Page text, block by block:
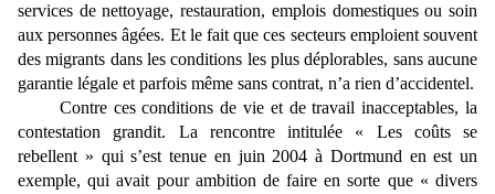
services de nettoyage, restauration, emplois domestiques ou soin
aux personnes âgées. Et le fait que ces secteurs emploient souvent
des migrants dans les conditions les plus déplorables, sans aucune
garantie légale et parfois même sans contrat, n’a rien d’accidentel.
Contre ces conditions de vie et de travail inacceptables, la
contestation grandit. La rencontre intitulée « Les coûts se
rebellent » qui s’est tenue en juin 2004 à Dortmund en est un
exemple, qui avait pour ambition de faire en sorte que « divers